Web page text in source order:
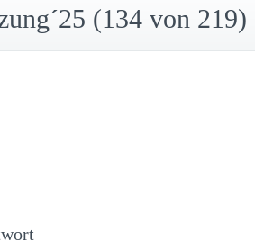
(134 von 219)